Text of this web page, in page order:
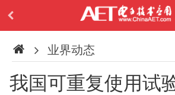
业界动态
我国可重复使用试